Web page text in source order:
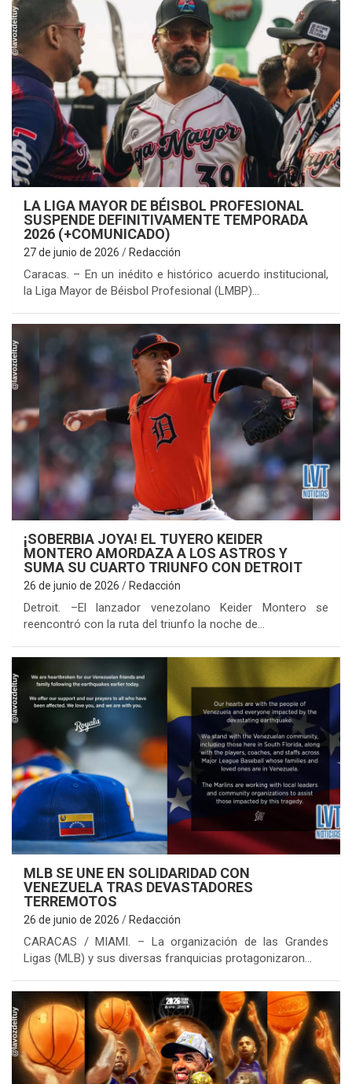
LA LIGA MAYOR DE BÉISBOL PROFESIONAL
SUSPENDE DEFINITIVAMENTE TEMPORADA
2026 (+COMUNICADO)
27 de junio de 2026 Redacción
Caracas. – En un inédito e histórico acuerdo institucional,
la Liga Mayor de Béisbol Profesional (LMBP)…
¡SOBERBIA JOYA! EL TUYERO KEIDER
MONTERO AMORDAZA A LOS ASTROS Y
SUMA SU CUARTO TRIUNFO CON DETROIT
26 de junio de 2026 Redacción
Detroit. –El lanzador venezolano Keider Montero se
reencontró con la ruta del triunfo la noche de…
MLB SE UNE EN SOLIDARIDAD CON
VENEZUELA TRAS DEVASTADORES
TERREMOTOS
26 de junio de 2026 Redacción
CARACAS / MIAMI. – La organización de las Grandes
Ligas (MLB) y sus diversas franquicias protagonizaron…